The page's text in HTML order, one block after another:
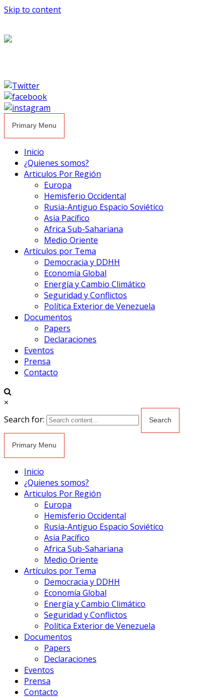
Skip to content
Primary Menu
Inicio
¿Quienes somos?
Articulos Por Región
Europa
Hemisferio Occidental
Rusia-Antiguo Espacio Soviético
Asia Pacífico
Africa Sub-Sahariana
Medio Oriente
Artículos por Tema
Democracia y DDHH
Economía Global
Energía y Cambio Climático
Seguridad y Conflictos
Política Exterior de Venezuela
Documentos
Papers
Declaraciones
Eventos
Prensa
Contacto
×
Search for:
Primary Menu
Inicio
¿Quienes somos?
Articulos Por Región
Europa
Hemisferio Occidental
Rusia-Antiguo Espacio Soviético
Asia Pacífico
Africa Sub-Sahariana
Medio Oriente
Artículos por Tema
Democracia y DDHH
Economía Global
Energía y Cambio Climático
Seguridad y Conflictos
Política Exterior de Venezuela
Documentos
Papers
Declaraciones
Eventos
Prensa
Contacto